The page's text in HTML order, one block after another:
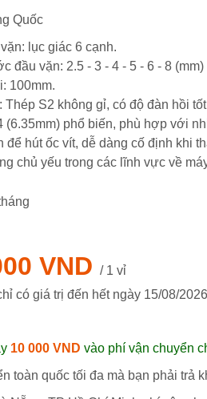
Quốc
vặn: lục giác 6 cạnh.
đầu vặn: 2.5 - 3 - 4 - 5 - 6 - 8 (mm)
100mm.
Thép S2 không gỉ, có độ đàn hồi
4 (6.35mm) phổ biến, phù hợp với
để hút ốc vít, dễ dàng cố định khi
chủ yếu trong các lĩnh vực về
VND
/ 1 vỉ
có giá trị đến hết ngày 15/08/2026
10 000 VND vào phí vận chuyển
toàn quốc tối đa mà bạn phải trả